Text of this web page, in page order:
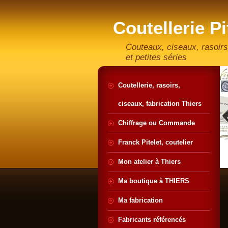
Coutellerie
artisan
Couteaux, ciseaux,
et petites séries
Coutellerie, rasoirs,
ciseaux, fabrication Thiers
Chiffrage ou Commande
Franck Pitelet, coutelier
Mon atelier à Thiers
Ma boutique à THIERS
Ma fabrication
Fabricants référencés